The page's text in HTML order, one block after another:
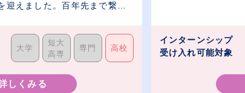
迎えました。百年先まで繋ぐ
大学
短大
高専
専門 高校
しくみる
インターンシップ
受け入れ可能対象